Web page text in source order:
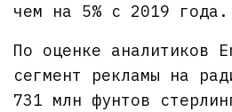
чем на 5% с 2019 года.
По оценке аналитиков
сегмент рекламы на
731 млн фунтов